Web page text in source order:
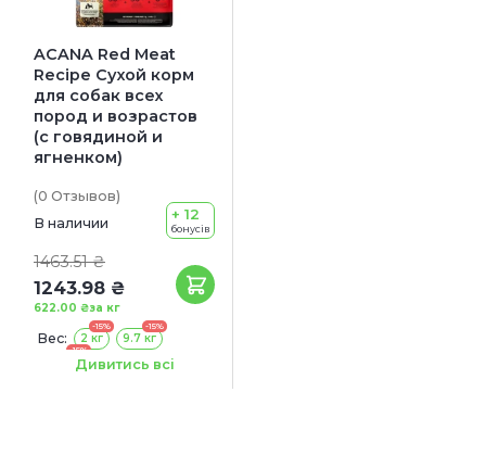
ACANA Red Meat
Recipe Сухой корм
для собак всех
пород и возрастов
(с говядиной и
ягненком)
(0 Отзывов)
В наличии
1463.51 ₴
1243.98 ₴
за кг
622.00 ₴
+ 12
бонусів
Вес:
-15%
2 кг
-15%
9.7 кг
-15%
14.5 кгДивитись всі